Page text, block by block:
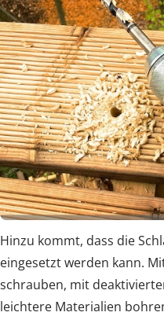
Hinzu kommt, dass die
eingesetzt werden kann.
schrauben, mit
leichtere Materialien